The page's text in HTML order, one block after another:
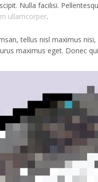
Nulla facilisi.
ullamcorper.
tellus nisl maximus
maximus eget. Donec